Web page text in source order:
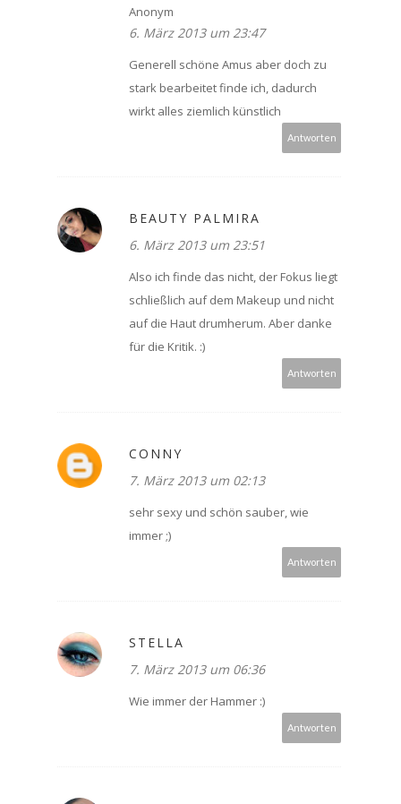
Anonym
6. März 2013 um 23:47
Generell schöne Amus aber doch zu
stark bearbeitet finde ich, dadurch
wirkt alles ziemlich künstlich
Antworten
BEAUTY PALMIRA
6. März 2013 um 23:51
Also ich finde das nicht, der Fokus liegt
schließlich auf dem Makeup und nicht
auf die Haut drumherum. Aber danke
für die Kritik. :)
Antworten
CONNY
7. März 2013 um 02:13
sehr sexy und schön sauber, wie
immer ;)
Antworten
STELLA
7. März 2013 um 06:36
Wie immer der Hammer :)
Antworten